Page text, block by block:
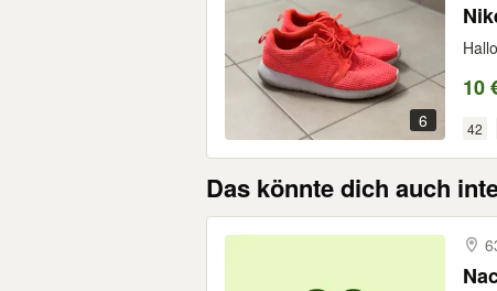
6
10
42
Das könnte dich auch